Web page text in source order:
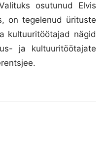
osutunud Elvis
on tegelenud ürituste
kultuuritöötajad nägid
ja kultuuritöötajate